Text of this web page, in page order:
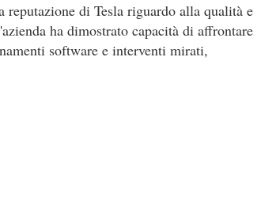
di Tesla riguardo alla qualità e
ha dimostrato capacità di affrontare
software e interventi mirati,